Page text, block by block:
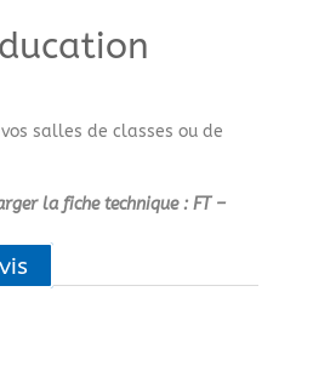
salles de classes ou de
la fiche technique : FT –